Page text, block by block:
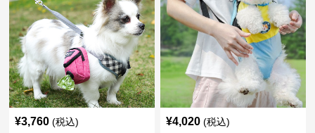
¥3,760 (税込) ¥4,020 (税込)